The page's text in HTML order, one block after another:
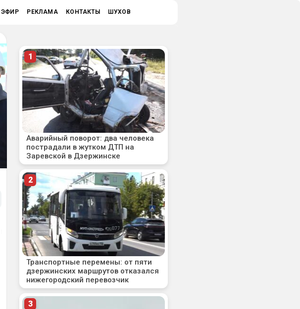
ЭФИР РЕКЛАМА КОНТАКТЫ ШУХОВ